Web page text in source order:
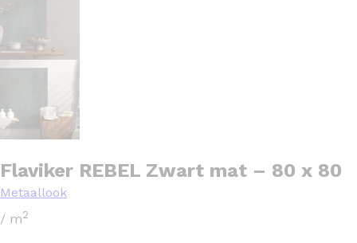
Flaviker REBEL Zwart mat – 80 x 80
Metaallook
/ m2